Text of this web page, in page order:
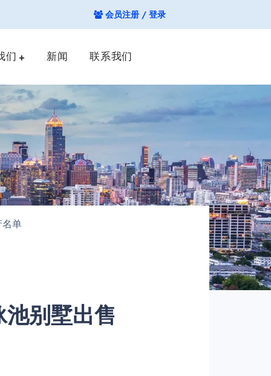
会员注册 / 登录
们 新闻 联系我们
单
别墅出售